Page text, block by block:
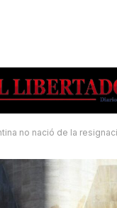
no nació de la